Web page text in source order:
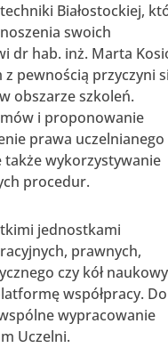
Białostockiej,
swoich
dr hab. inż. Marta
z pewnością przyczyni
obszarze szkoleń.
i proponowanie
prawa uczelnianego
także wykorzystywanie
procedur.
jednostkami
prawnych,
czy kół
współpracy. Do
wypracowanie
Uczelni.